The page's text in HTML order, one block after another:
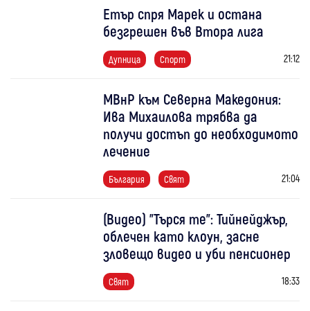
Етър спря Марек и остана
безгрешен във Втора лига
Дупница Спорт 21:12
МВнР към Северна Македония:
Ива Михаилова трябва да
получи достъп до необходимото
лечение
България Свят 21:04
(Видео) "Търся те": Тийнейджър,
облечен като клоун, засне
зловещо видео и уби пенсионер
Свят 18:33